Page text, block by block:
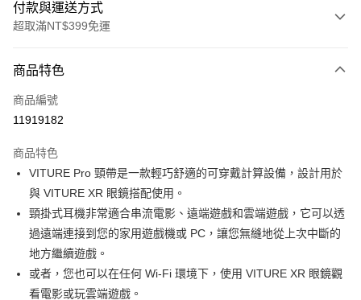
付款與運送方式
超取滿NT$399免運
信用卡一次付款
信用卡分期付款
合作金庫商業銀行
華南商業銀行
彰化商業銀行
上海商業儲蓄銀行
國泰世華商業銀行
兆豐國際商業銀行
臺灣中小企業銀行
台中商業銀行
匯豐（台灣）商業銀行
聯邦商業銀行
元大商業銀行
永豐商業銀行
玉山商業銀行
6 期 0 利率 每期
華南商業銀行
上海商業儲蓄銀行
台北富邦商業銀行
國泰世華商業銀行
兆豐國際商業銀行
臺灣中小企業銀行
匯豐（台灣）商業銀行
華泰商業銀行
聯邦商業銀行
12 期 0 利率 每期 NT$1,249 21家銀行
合作金庫商業銀行
第一商業銀行
上海商業儲蓄銀行
台北富邦商業銀行
國泰世華商業銀行
臺灣中小企業銀行
台中商業銀行
匯豐（台灣）商業銀行
超商取貨付款
LINE Pay
Apple Pay
商品特色
商品編號
11919182
商品特色
VITURE Pro 頸帶是一款輕巧舒適的可穿戴計算設備，設計用於
與 VITURE XR 眼鏡搭配使用。
頸掛式耳機非常適合串流電影、遠端遊戲和雲端遊戲，它可以透
過遠端連接到您的家用遊戲機或 PC，讓您無縫地從上次中斷的
地方繼續遊戲。
或者，您也可以在任何 Wi-Fi 環境下，使用 VITURE XR 眼鏡觀
看電影或玩雲端遊戲。